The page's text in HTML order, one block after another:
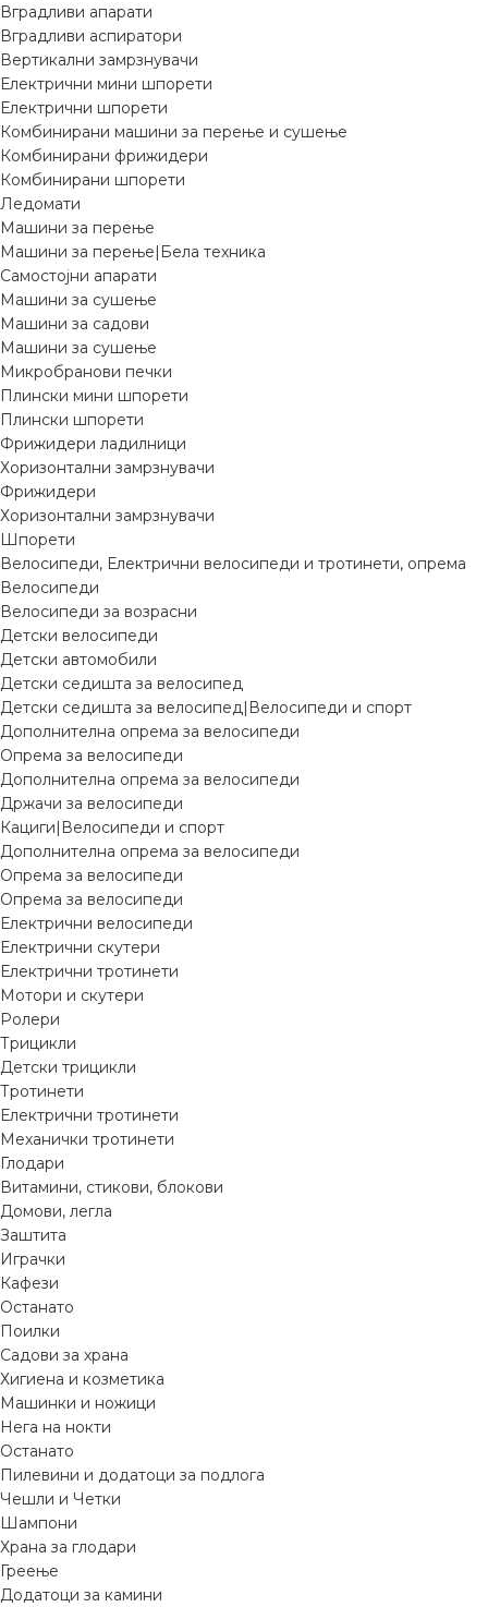
Вградливи апарати
Вградливи аспиратори
Вертикални замрзнувачи
Електрични мини шпорети
Електрични шпорети
Комбинирани машини за перење и сушење
Комбинирани фрижидери
Комбинирани шпорети
Ледомати
Машини за перење
Машини за перење|Бела техника
Самостојни апарати
Машини за сушење
Машини за садови
Машини за сушење
Микробранови печки
Плински мини шпорети
Плински шпорети
Фрижидери ладилници
Хоризонтални замрзнувачи
Фрижидери
Хоризонтални замрзнувачи
Шпорети
Велосипеди, Електрични велосипеди и тротинети, опрема
Велосипеди
Велосипеди за возрасни
Детски велосипеди
Детски автомобили
Детски седишта за велосипед
Детски седишта за велосипед|Велосипеди и спорт
Дополнителна опрема за велосипеди
Опрема за велосипеди
Дополнителна опрема за велосипеди
Држачи за велосипеди
Кациги|Велосипеди и спорт
Дополнителна опрема за велосипеди
Опрема за велосипеди
Опрема за велосипеди
Електрични велосипеди
Електрични скутери
Електрични тротинети
Мотори и скутери
Ролери
Трицикли
Детски трицикли
Тротинети
Електрични тротинети
Механички тротинети
Глодари
Витамини, стикови, блокови
Домови, легла
Заштита
Играчки
Кафези
Останато
Поилки
Садови за храна
Хигиена и козметика
Машинки и ножици
Нега на нокти
Останато
Пилевини и додатоци за подлога
Чешли и Четки
Шампони
Храна за глодари
Греење
Додатоци за камини